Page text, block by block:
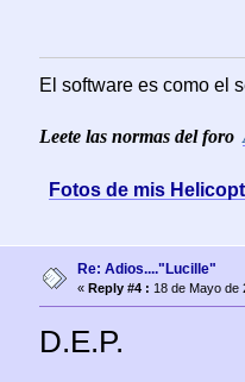
El software es como el
Leete las normas del foro
Fotos de mis
Re: Adios...."Lucille"
« Reply #4 : 18 de Mayo de
D.E.P.